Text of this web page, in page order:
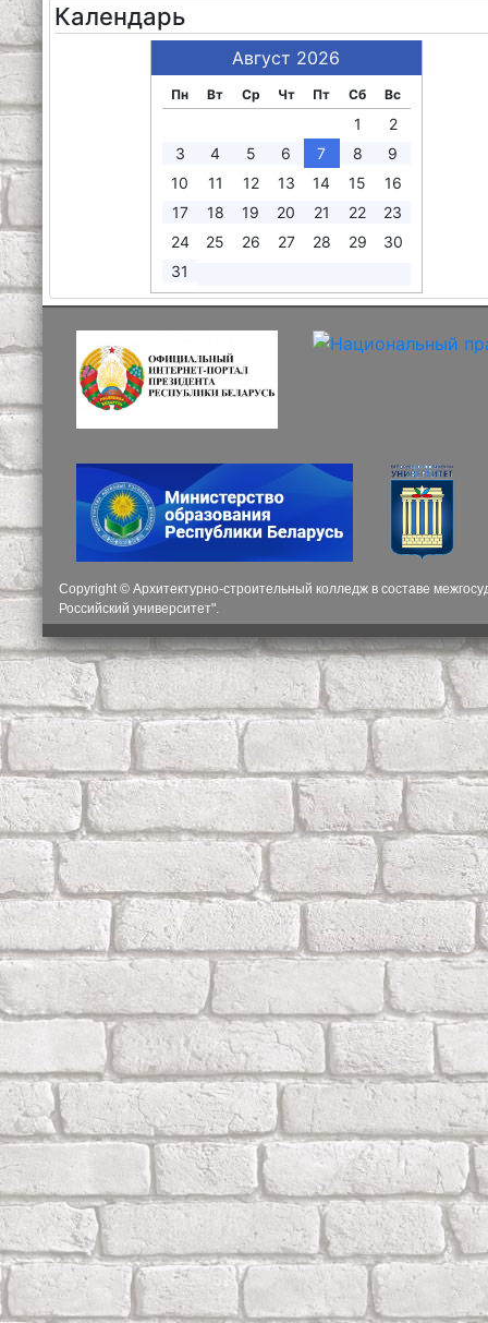
Календарь
Август 2026
Пн Вт Ср Чт Пт Сб Вс
1
2
3
4 5 6 7 8
9
10
11 12 13 14 15
16
17
18 19 20 21 22
23
24
25 26 27 28 29
30
31
Copyright © Архитектурно-строительный колледж в составе
Российский университет".